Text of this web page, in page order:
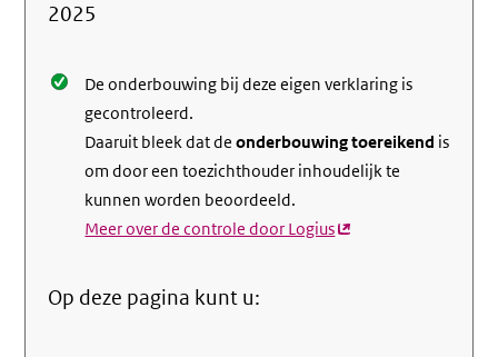
2025
De onderbouwing bij deze eigen verklaring is
gecontroleerd.
Daaruit bleek dat deonderbouwing toereikend is
om door een toezichthouder inhoudelijk te
kunnen worden beoordeeld.
Meer over de controle door Logius(externe
Op deze pagina kunt u: